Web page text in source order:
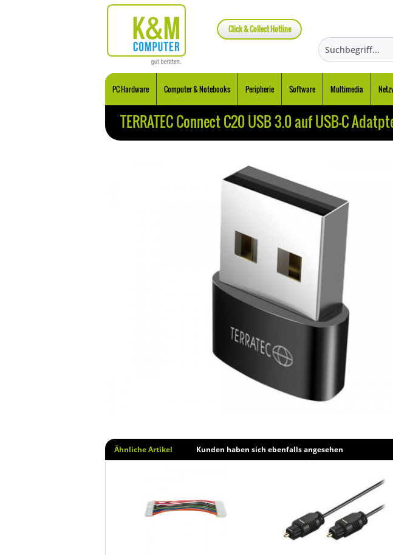
Click & Collect Hotline
PC Hardware Computer & Notebooks Peripherie Software Multimedia
TERRATEC Connect C20 USB 3.0 auf USB-C
Ähnliche Artikel Kunden haben sich ebenfalls angesehen